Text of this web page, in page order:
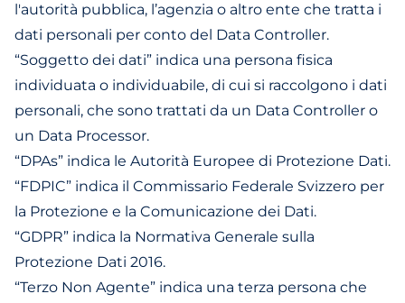
l'autorità pubblica, l’agenzia o altro ente che tratta i
dati personali per conto del Data Controller.
“Soggetto dei dati” indica una persona fisica
individuata o individuabile, di cui si raccolgono i dati
personali, che sono trattati da un Data Controller o
un Data Processor.
“DPAs” indica le Autorità Europee di Protezione Dati.
“FDPIC” indica il Commissario Federale Svizzero per
la Protezione e la Comunicazione dei Dati.
“GDPR” indica la Normativa Generale sulla
Protezione Dati 2016.
“Terzo Non Agente” indica una terza persona che